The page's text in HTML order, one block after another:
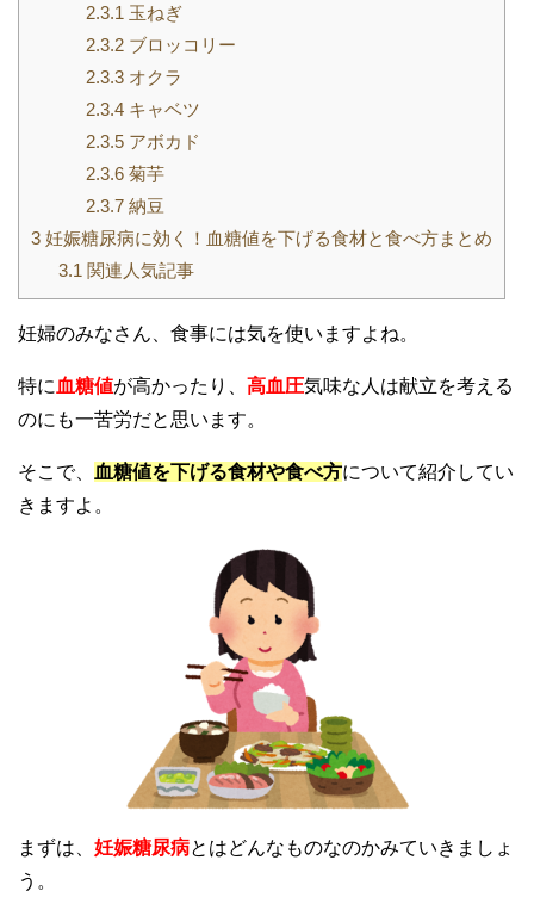
2.3.1 玉ねぎ
2.3.2ブロッコリー
2.3.3オクラ
2.3.4キャベツ
2.3.5アボカド
2.3.6菊芋
2.3.7納豆
3 妊娠糖尿病に効く！血糖値を下げる食材と食べ方まとめ
3.1 関連人気記事
妊婦のみなさん、食事には気を使いますよね。
特に 血糖値が高かったり、 高血圧気味な人は献立を考える
のにも一苦労だと思います。
そこで、 血糖値を下げる食材や食べ方について紹介してい
きますよ。
まずは、 妊娠糖尿病とはどんなものなのかみていきましょ
う。